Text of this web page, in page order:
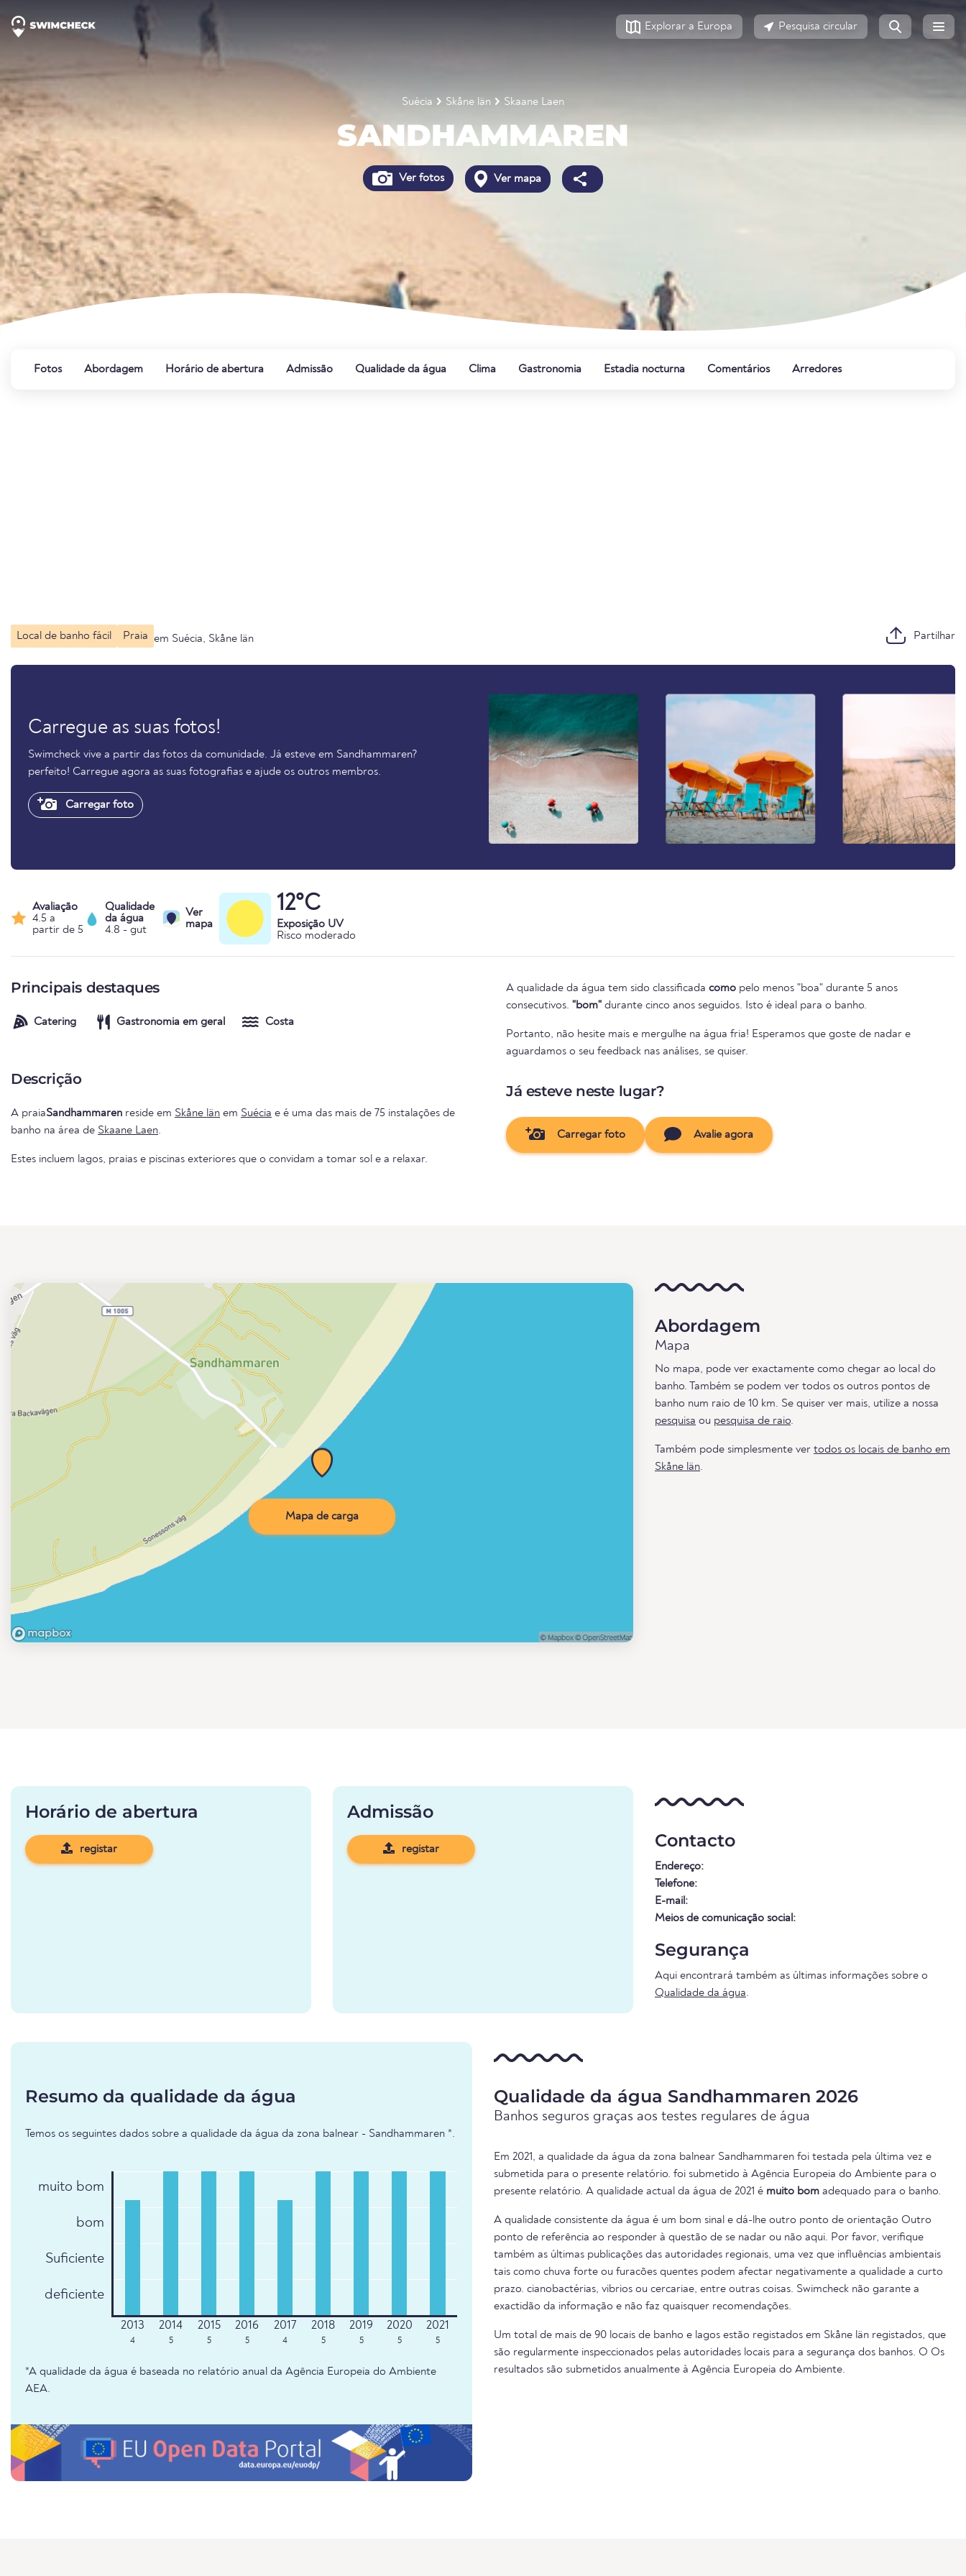
Explorar a Europa Pesquisa circular
Suécia Skåne län Skaane Laen
SANDHAMMAREN
Ver fotos Ver mapa
Fotos Abordagem Horário de abertura Admissão Qualidade da água Clima Gastronomia Estadia nocturna Comentários Arredores
Local de banho fácil Praia em Suécia, Skåne län Partilhar
Carregue as suas fotos!
Swimcheck vive a partir das fotos da comunidade. Já esteve em Sandhammaren?
perfeito! Carregue agora as suas fotografias e ajude os outros membros.
Carregar foto
Avaliação
4.5 a
partir de 5
Qualidade
da água
4.8 - gut
Ver
mapa
12°C
Exposição UV
Risco moderado
Principais destaques
Catering Gastronomia em geral Costa
Descrição
A praiaSandhammaren reside em Skåne län em Suécia e é uma das mais de 75 instalações de
banho na área de Skaane Laen.
Estes incluem lagos, praias e piscinas exteriores que o convidam a tomar sol e a relaxar.
A qualidade da água tem sido classificada como pelo menos "boa" durante 5 anos
consecutivos. "bom" durante cinco anos seguidos. Isto é ideal para o banho.
Portanto, não hesite mais e mergulhe na água fria! Esperamos que goste de nadar e
aguardamos o seu feedback nas análises, se quiser.
Já esteve neste lugar?
Carregar foto Avalie agora
Mapa de carga
Abordagem
Mapa
No mapa, pode ver exactamente como chegar ao local do
banho. Também se podem ver todos os outros pontos de
banho num raio de 10 km. Se quiser ver mais, utilize a nossa
pesquisa ou pesquisa de raio.
Também pode simplesmente ver todos os locais de banho em
Skåne län.
Horário de abertura
registar
Admissão
registar Contacto
Endereço:
Telefone:
E-mail:
Meios de comunicação social:
Segurança
Aqui encontrará também as últimas informações sobre o
Qualidade da água.
Resumo da qualidade da água
Temos os seguintes dados sobre a qualidade da água da zona balnear - Sandhammaren *.
muito bom
bom
Suficiente
deficiente
4 5 5 5 4 5 5 5 5
*A qualidade da água é baseada no relatório anual da Agência Europeia do Ambiente
AEA.
Qualidade da água Sandhammaren 2026
Banhos seguros graças aos testes regulares de água
Em 2021, a qualidade da água da zona balnear Sandhammaren foi testada pela última vez e
submetida para o presente relatório. foi submetido à Agência Europeia do Ambiente para o
presente relatório. A qualidade actual da água de 2021 é muito bom adequado para o banho.
A qualidade consistente da água é um bom sinal e dá-lhe outro ponto de orientação Outro
ponto de referência ao responder à questão de se nadar ou não aqui. Por favor, verifique
também as últimas publicações das autoridades regionais, uma vez que influências ambientais
tais como chuva forte ou furacões quentes podem afectar negativamente a qualidade a curto
prazo. cianobactérias, vibrios ou cercariae, entre outras coisas. Swimcheck não garante a
exactidão da informação e não faz quaisquer recomendações.
Um total de mais de 90 locais de banho e lagos estão registados em Skåne län registados, que
são regularmente inspeccionados pelas autoridades locais para a segurança dos banhos. O Os
resultados são submetidos anualmente à Agência Europeia do Ambiente.